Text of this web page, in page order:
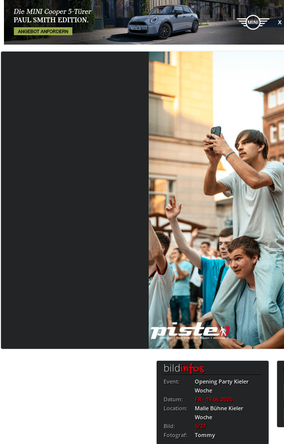
bildinfos
Event:
Opening Party Kieler
Woche
Datum:
FR · 19.06.2026
Location:
Malle Bühne Kieler
Woche
Bild:
5/37
Fotograf:
Tommy